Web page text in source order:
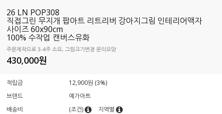
26 LN POP308
직접그린 무지개 팝아트 리트리버 강아지그림 인테리어액자
사이즈 60x90cm
100% 수작업 캔버스유화
주문제작으로 3-4주 소요, 그림크기변경 문의요망
430,000원
적립금
12,900원 (3%)
브랜드
예가아트
배송비
(조건) 지역별